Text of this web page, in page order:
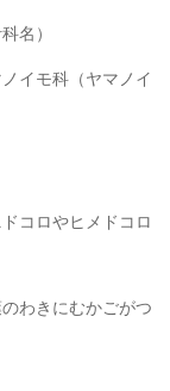
名）
イモ科（ヤマノイ
コロやヒメドコロ
わきにむかごがつ